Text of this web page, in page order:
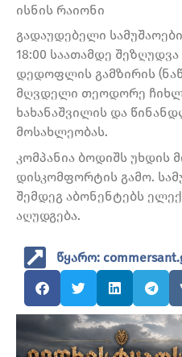
ისნის რაიონი
გადაუდებელი
18:00 საათამდე
დედოფლის გამზირის
მღვდელი თეოდორე
ხახანაშვილის და
მოსახლეობას.
კომპანია ბოდიშს უხდის
დისკომფორტის გამო.
შემდეგ აბონენტებს
აღუდგება.
წყარო: